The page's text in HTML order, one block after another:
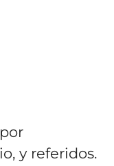
y referidos.